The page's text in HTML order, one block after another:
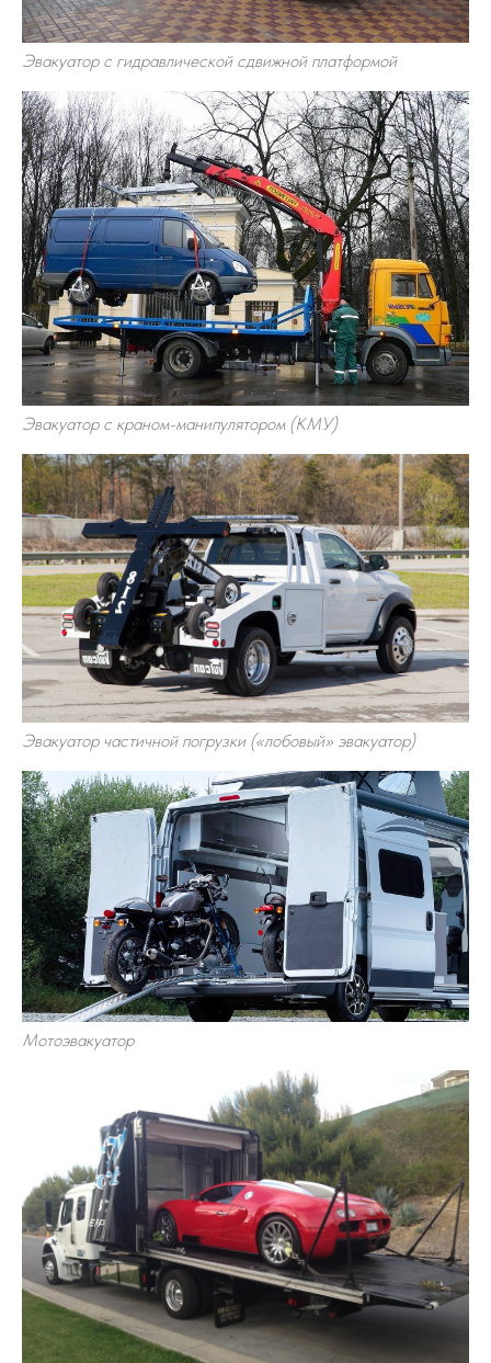
Эвакуатор с гидравлической сдвижной платформой
Эвакуатор с краном-манипулятором (КМУ)
Эвакуатор частичной погрузки («лобовый» эвакуатор)
Мотоэвакуатор